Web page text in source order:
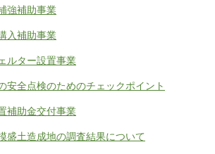
強補助事業
入補助事業
ルター設置事業
安全点検のためのチェックポイント
補助金交付事業
盛土造成地の調査結果について